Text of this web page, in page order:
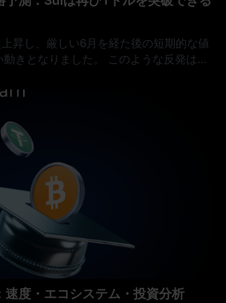
昇し、厳しい6月を経た後の短期的な値
きとなりました。 このような反発は当
な上昇の始まりなのか、それとも長期
の一時的なリリーフラリーにすぎないの
市場データ、そして今後の展開に本当に
2026年7月の
度・エコシステム・投資分析